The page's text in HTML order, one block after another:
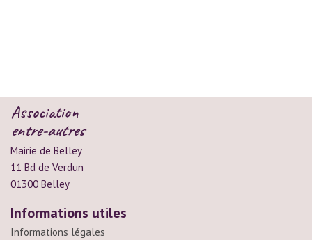
Association
entre-autres
Mairie de Belley
11 Bd de Verdun
01300 Belley
Informations utiles
Informations légales